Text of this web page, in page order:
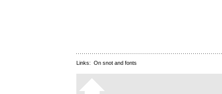
Links: On snot and fonts